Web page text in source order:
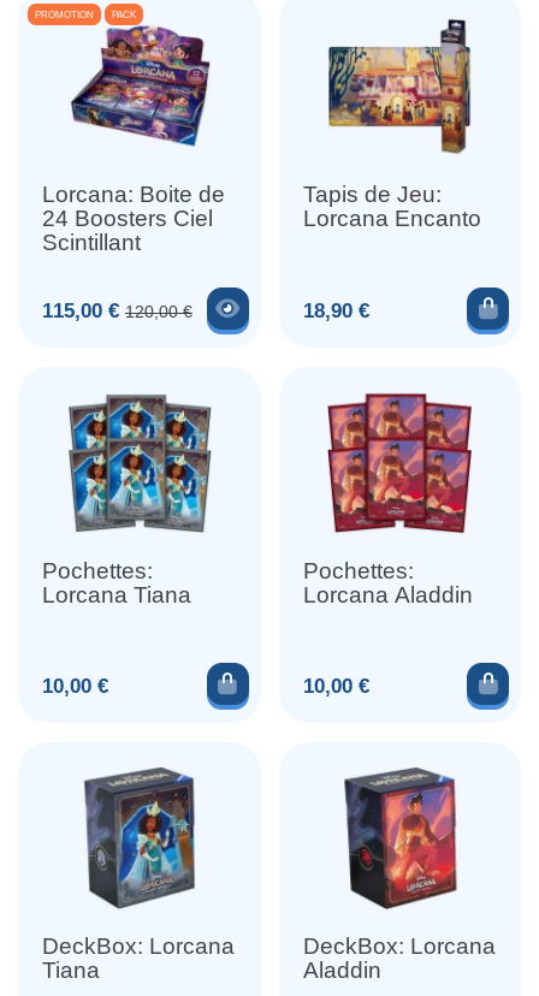
Lorcana: Boite de
24 Boosters Ciel
Scintillant
Prix
115,00 € Prix de base
120,00 €
PROMOTION PACK
Voir le produit
Tapis de Jeu:
Lorcana Encanto
Prix
18,90 €
Pochettes:
Lorcana Tiana
Prix
10,00 € Ajouter au panier
Pochettes:
Lorcana Aladdin
Prix
10,00 €
DeckBox: Lorcana
Tiana
DeckBox: Lorcana
Aladdin